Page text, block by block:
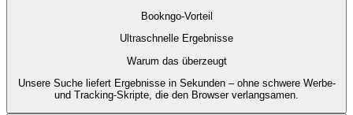
Bookngo-Vorteil
Ultraschnelle Ergebnisse
Warum das überzeugt
Unsere Suche liefert Ergebnisse in Sekunden – ohne schwere Werbe-
und Tracking-Skripte, die den Browser verlangsamen.